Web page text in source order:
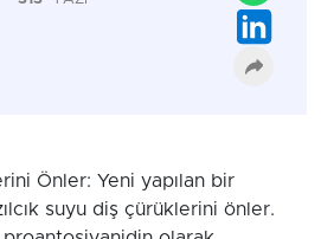
Önler: Yeni yapılan bir
suyu diş çürüklerini önler.